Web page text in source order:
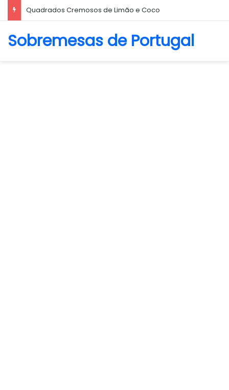
Biscoito Amanteigado
Sobremesas de Portugal